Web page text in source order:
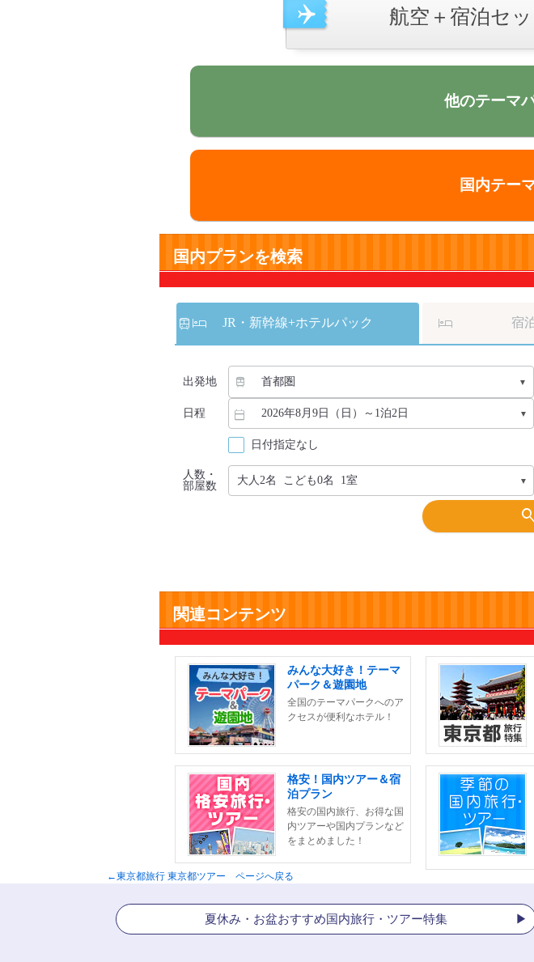
航空＋宿泊セ
他のテーマ
国内テー
国内プランを検索
JR・新幹線+ホテルパック 宿
出発地
日程
日付指定なし
人数・
部屋数
関連コンテンツ
みんな大好き！テーマ
パーク＆遊園地
全国のテーマパークへのア
クセスが便利なホテル！
格安！国内ツアー＆宿
泊プラン
格安の国内旅行、お得な国
内ツアーや国内プランなど
をまとめました！
←東京都旅行 東京都ツアー ページへ戻る
夏休み・お盆おすすめ国内旅行・ツアー特集